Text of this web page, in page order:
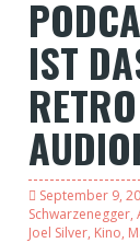
IST
September 9,
Schwarzenegger,
Joel Silver, Kino,